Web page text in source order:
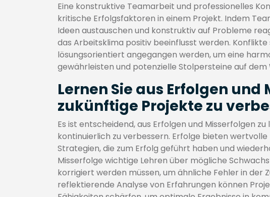
Eine konstruktive Teamarbeit und professionelles
kritische Erfolgsfaktoren in einem Projekt. Indem
Ideen austauschen und konstruktiv auf Probleme
das Arbeitsklima positiv beeinflusst werden.
lösungsorientiert angegangen werden, um eine
gewährleisten und potenzielle Stolpersteine auf
Lernen Sie aus Erfolgen
zukünftige Projekte zu
Es ist entscheidend, aus Erfolgen und Misserfolgen
kontinuierlich zu verbessern. Erfolge bieten
Strategien, die zum Erfolg geführt haben und
Misserfolge wichtige Lehren über mögliche
korrigiert werden müssen, um ähnliche Fehler in der
reflektierende Analyse von Erfahrungen können